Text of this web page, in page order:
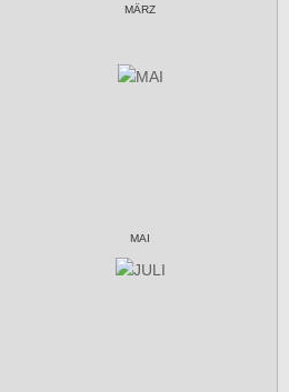
MÄRZ
MAI